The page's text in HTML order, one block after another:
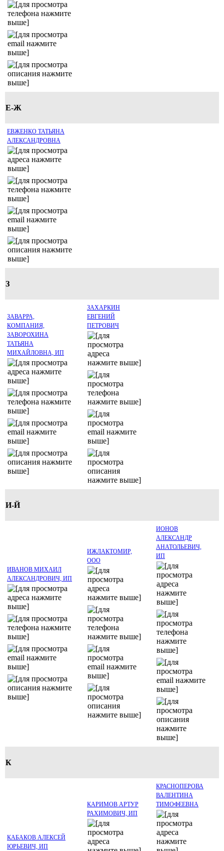
Е-Ж
ЕВЖЕНКО ТАТЬЯНА
АЛЕКСАНДРОВНА
З
ЗАВАРРА,
КОМПАНИЯ,
ЗАВОРОХИНА
ТАТЬЯНА
МИХАЙЛОВНА, ИП
ЗАХАРКИН
ЕВГЕНИЙ
ПЕТРОВИЧ
И-Й
ИВАНОВ МИХАИЛ
АЛЕКСАНДРОВИЧ, ИП
ИЖЛАКТОМИР,
ООО
ИОНОВ
АЛЕКСАНДР
АНАТОЛЬЕВИЧ,
ИП
К
КАБАКОВ АЛЕКСЕЙ
ЮРЬЕВИЧ, ИП
КАРИМОВ АРТУР
РАХИМОВИЧ, ИП
КРАСНОПЕРОВА
ВАЛЕНТИНА
ТИМОФЕЕВНА